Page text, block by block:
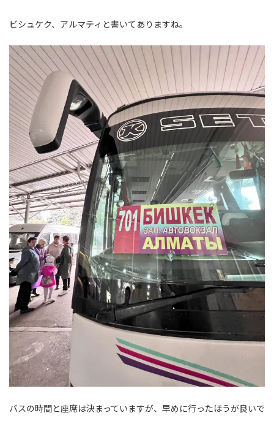
ビシュケク、アルマティと書いてありますね。
バスの時間と座席は決まっていますが、早めに行ったほうが良いで